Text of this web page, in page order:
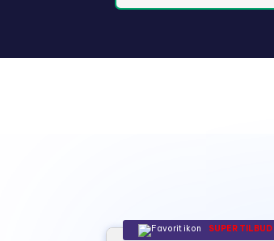
SUPER TILBUD